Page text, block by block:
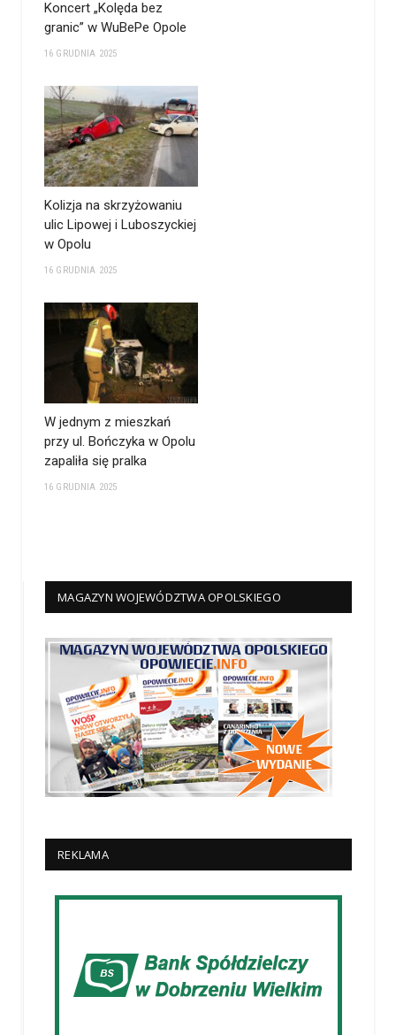
Koncert „Kolęda bez
granic” w WuBePe Opole
16 GRUDNIA 2025
Kolizja na skrzyżowaniu
ulic Lipowej i Luboszyckiej
w Opolu
16 GRUDNIA 2025
W jednym z mieszkań
przy ul. Bończyka w Opolu
zapaliła się pralka
16 GRUDNIA 2025
MAGAZYN WOJEWÓDZTWA OPOLSKIEGO
REKLAMA